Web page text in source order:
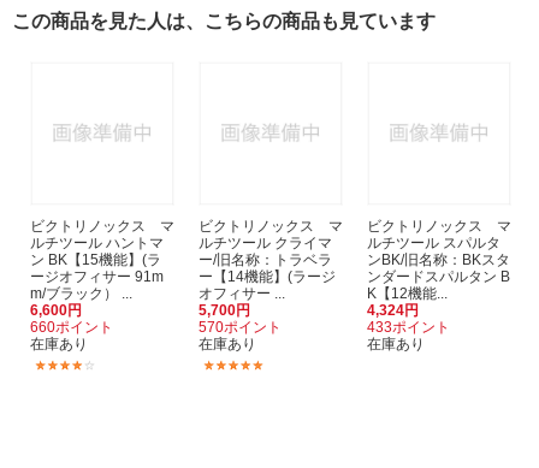
この商品を見た人は、こちらの商品も見ています
ビクトリノックス マ
ルチツール ハントマ
ン BK【15機能】(ラ
ージオフィサー 91m
m/ブラック） ...
6,600円
660ポイント
在庫あり
ビクトリノックス マ
ルチツール クライマ
ー/旧名称：トラベラ
ー【14機能】(ラージ
オフィサー ...
5,700円
570ポイント
在庫あり
ビクトリノックス マ
ルチツール スパルタ
ンBK/旧名称：BKスタ
ンダードスパルタン B
K【12機能...
4,324円
433ポイント
在庫あり